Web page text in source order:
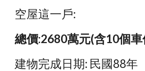
空屋這一戶:
總價:2680萬元(含10個車
建物完成日期: 民國88年